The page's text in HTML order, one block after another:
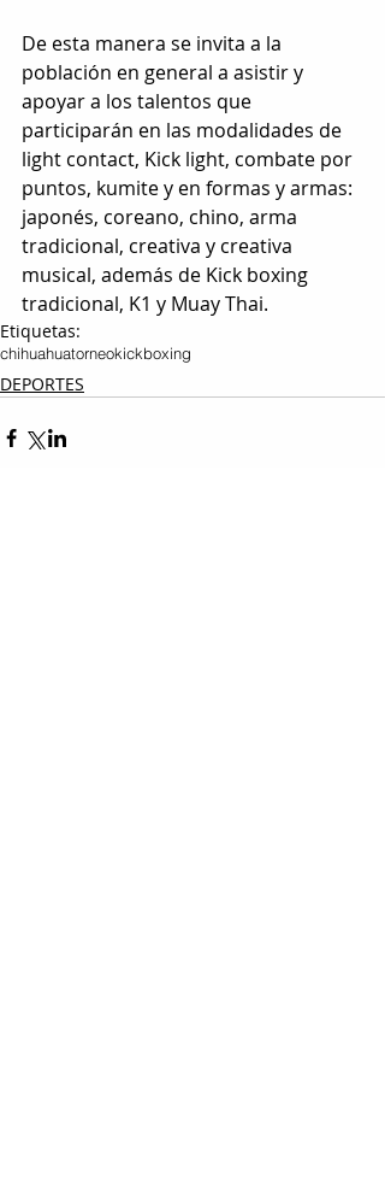
De esta manera se invita a la
población en general a asistir y
apoyar a los talentos que
participarán en las modalidades de
light contact, Kick light, combate por
puntos, kumite y en formas y armas:
japonés, coreano, chino, arma
tradicional, creativa y creativa
musical, además de Kick boxing
tradicional, K1 y Muay Thai.
Etiquetas:
chihuahuatorneokickboxing
DEPORTES